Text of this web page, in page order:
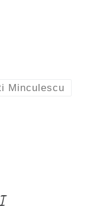
Minculescu